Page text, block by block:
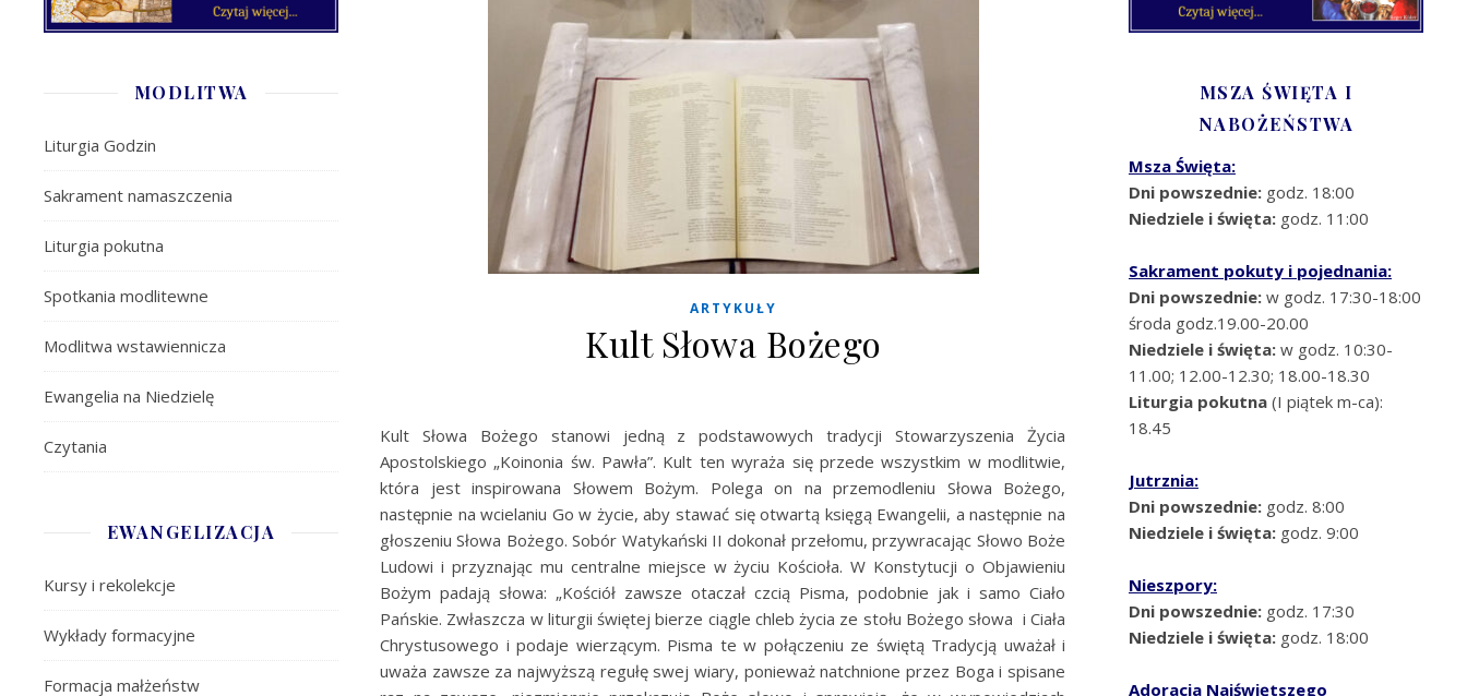
MODLITWA
Liturgia Godzin
Sakrament namaszczenia
Liturgia pokutna
Spotkania modlitewne
Modlitwa wstawiennicza
Ewangelia na Niedzielę
Czytania
EWANGELIZACJA
Kursy i rekolekcje
Wykłady formacyjne
Formacja małżeństw
ARTYKUŁY
Kult Słowa Bożego
Kult Słowa Bożego stanowi jedną z podstawowych tradycji Stowarzyszenia Życia
Apostolskiego „Koinonia św. Pawła”. Kult ten wyraża się przede wszystkim w modlitwie,
która jest inspirowana Słowem Bożym. Polega on na przemodleniu Słowa Bożego,
następnie na wcielaniu Go w życie, aby stawać się otwartą księgą Ewangelii, a następnie na
głoszeniu Słowa Bożego. Sobór Watykański II dokonał przełomu, przywracając Słowo Boże
Ludowi i przyznając mu centralne miejsce w życiu Kościoła. W Konstytucji o Objawieniu
Bożym padają słowa: „Kościół zawsze otaczał czcią Pisma, podobnie jak i samo Ciało
Pańskie. Zwłaszcza w liturgii świętej bierze ciągle chleb życia ze stołu Bożego słowa i Ciała
Chrystusowego i podaje wierzącym. Pisma te w połączeniu ze świętą Tradycją uważał i
uważa zawsze za najwyższą regułę swej wiary, ponieważ natchnione przez Boga i spisane
MSZA ŚWIĘTA I
NABOŻEŃSTWA
Msza Święta:
Dni powszednie: godz. 18:00
Niedziele i święta: godz. 11:00
Sakrament pokuty i pojednania:
Dni powszednie: w godz. 17:30-18:00
środa godz.19.00-20.00
Niedziele i święta: w godz. 10:30-
11.00; 12.00-12.30; 18.00-18.30
Liturgia pokutna (I piątek m-ca):
18.45
Jutrznia:
Dni powszednie: godz. 8:00
Niedziele i święta: godz. 9:00
Nieszpory:
Dni powszednie: godz. 17:30
Niedziele i święta: godz. 18:00
Adoracja Najświętszego